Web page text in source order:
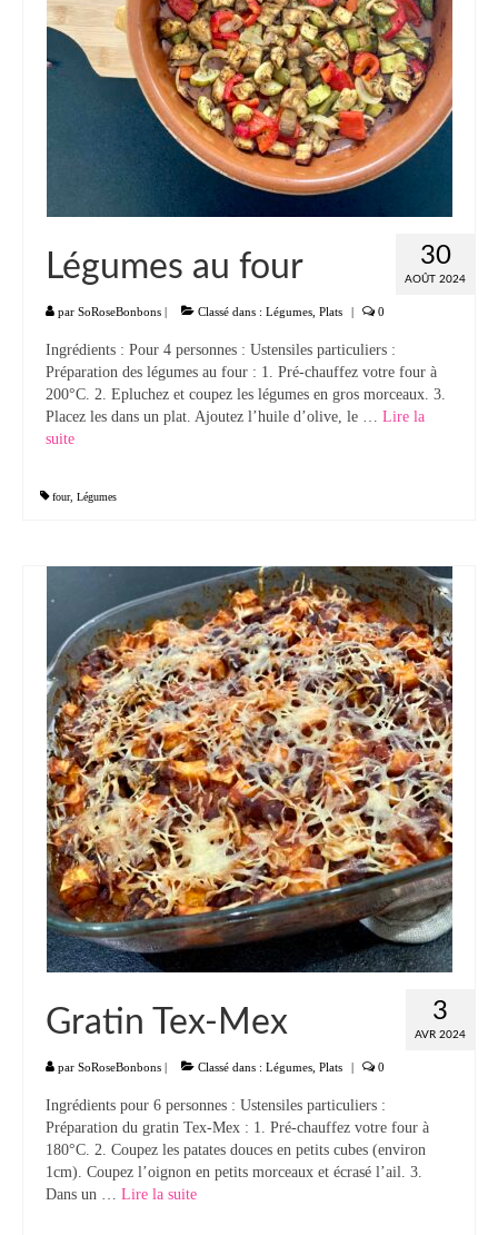
30
AOÛT 2024
Légumes au four
par SoRoseBonbons | Classé dans : Légumes Plats | 0
Ingrédients : Pour 4 personnes : Ustensiles particuliers :
Préparation des légumes au four : 1. Pré-chauffez votre four à
200°C. 2. Epluchez et coupez les légumes en gros morceaux. 3.
Placez les dans un plat. Ajoutez l’huile d’olive, le … Lire la
suite­­
four, Légumes
3
AVR 2024
Gratin Tex-Mex
par SoRoseBonbons | Classé dans : Légumes Plats | 0
Ingrédients pour 6 personnes : Ustensiles particuliers :
Préparation du gratin Tex-Mex : 1. Pré-chauffez votre four à
180°C. 2. Coupez les patates douces en petits cubes (environ
1cm). Coupez l’oignon en petits morceaux et écrasé l’ail. 3.
Dans un … Lire la suite­­